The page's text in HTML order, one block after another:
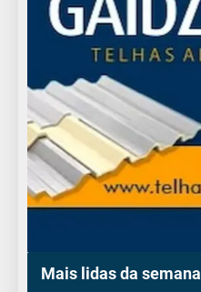
Mais lidas da semana